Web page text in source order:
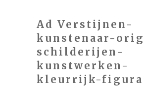
Ad Verstijnen-
kunstenaar-
schilderijen-
kunstwerken-
kleurrijk-